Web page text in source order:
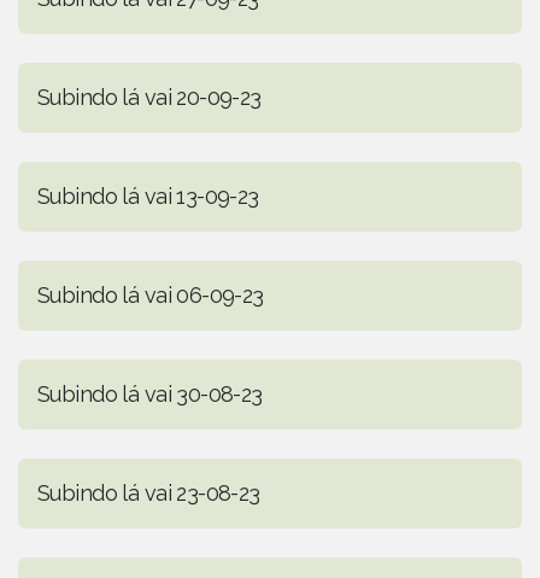
Subindo lá vai 20-09-23
Subindo lá vai 13-09-23
Subindo lá vai 06-09-23
Subindo lá vai 30-08-23
Subindo lá vai 23-08-23